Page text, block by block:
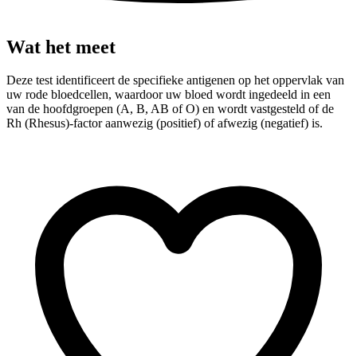
Wat het meet
Deze test identificeert de specifieke antigenen op het oppervlak van
uw rode bloedcellen, waardoor uw bloed wordt ingedeeld in een
van de hoofdgroepen (A, B, AB of O) en wordt vastgesteld of de
Rh (Rhesus)-factor aanwezig (positief) of afwezig (negatief) is.